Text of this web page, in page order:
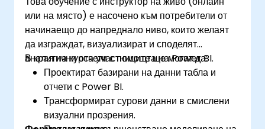
или на място) е насочено към потребители от
начинаещо до напреднало ниво, които желаят
да изграждат, визуализират и споделят
аналитични отчети с помощта на Power BI.
В края на курса участниците ще могат да:
Проектират базирани на данни табла и
отчети с Power BI.
Трансформират сурови данни в смислени
визуални прозрения.